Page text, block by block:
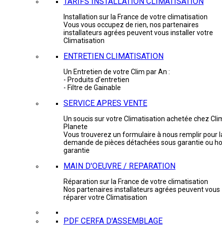
Installation sur la France de votre climatisation
Vous vous occupez de rien, nos partenaires
installateurs agrées peuvent vous installer votre
Climatisation
ENTRETIEN CLIMATISATION
Un Entretien de votre Clim par An :
- Produits d'entretien
- Filtre de Gainable
SERVICE APRES VENTE
Un soucis sur votre Climatisation achetée chez
Planete
Vous trouverez un formulaire à nous remplir pour
demande de pièces détachées sous garantie ou
garantie
MAIN D'OEUVRE / REPARATION
Réparation sur la France de votre climatisation
Nos partenaires installateurs agrées peuvent vous
réparer votre Climatisation
PDF CERFA D'ASSEMBLAGE